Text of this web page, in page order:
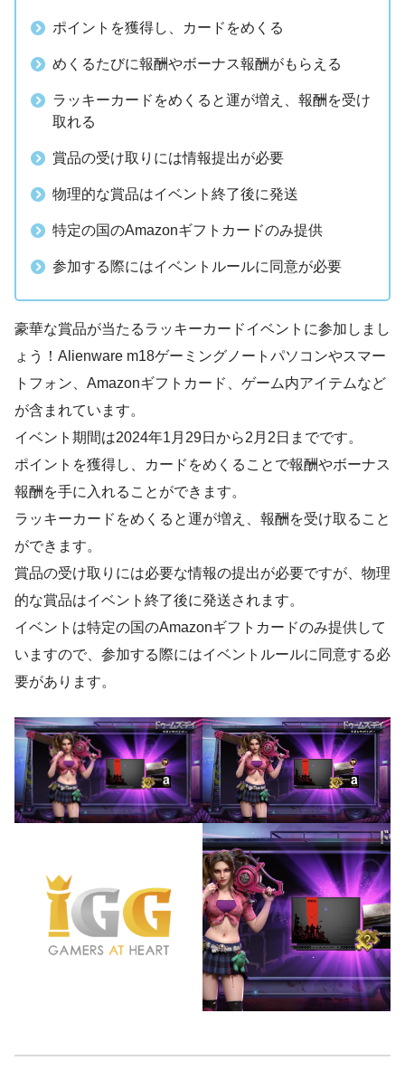
ポイントを獲得し、カードをめくる
めくるたびに報酬やボーナス報酬がもらえる
ラッキーカードをめくると運が増え、報酬を受け
取れる
賞品の受け取りには情報提出が必要
物理的な賞品はイベント終了後に発送
特定の国のAmazonギフトカードのみ提供
参加する際にはイベントルールに同意が必要
豪華な賞品が当たるラッキーカードイベントに参加しまし
ょう！Alienware m18ゲーミングノートパソコンやスマー
トフォン、Amazonギフトカード、ゲーム内アイテムなど
が含まれています。
イベント期間は2024年1月29日から2月2日までです。
ポイントを獲得し、カードをめくることで報酬やボーナス
報酬を手に入れることができます。
ラッキーカードをめくると運が増え、報酬を受け取ること
ができます。
賞品の受け取りには必要な情報の提出が必要ですが、物理
的な賞品はイベント終了後に発送されます。
イベントは特定の国のAmazonギフトカードのみ提供して
いますので、参加する際にはイベントルールに同意する必
要があります。